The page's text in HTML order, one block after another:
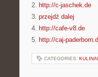
2. http://c-jaschek.de
3. przejdź dalej
4. http://cafe-v8.de
5. http://caj-
CATEGORIES: